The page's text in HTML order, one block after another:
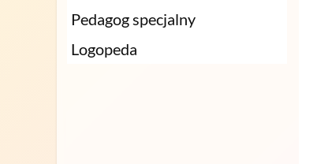
Pedagog specjalny
Logopeda